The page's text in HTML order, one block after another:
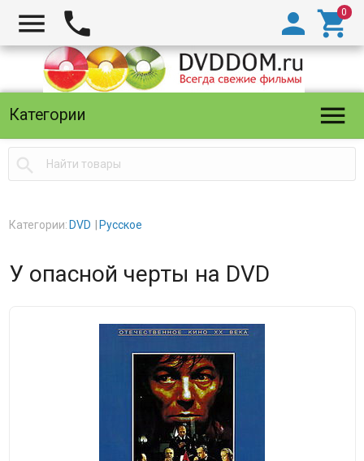
  

Категории 

Категории: DVD Русское
У опасной черты на DVD